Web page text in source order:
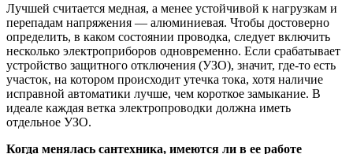
Лучшей считается медная, а менее устойчивой к нагрузкам и
перепадам напряжения — алюминиевая. Чтобы достоверно
определить, в каком состоянии проводка, следует включить
несколько электроприборов одновременно. Если срабатывает
устройство защитного отключения (УЗО), значит, где-то есть
участок, на котором происходит утечка тока, хотя наличие
исправной автоматики лучше, чем короткое замыкание. В
идеале каждая ветка электропроводки должна иметь
отдельное УЗО.
Когда менялась сантехника, имеются ли в ее работе